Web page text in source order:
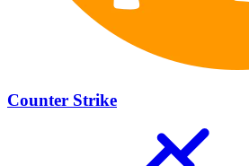
Counter Strike